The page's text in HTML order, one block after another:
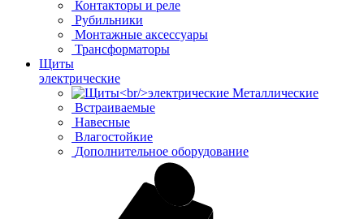
Контакторы и реле
Рубильники
Монтажные аксессуары
Трансформаторы
Щиты
электрические
Металлические
Встраиваемые
Навесные
Влагостойкие
Дополнительное оборудование